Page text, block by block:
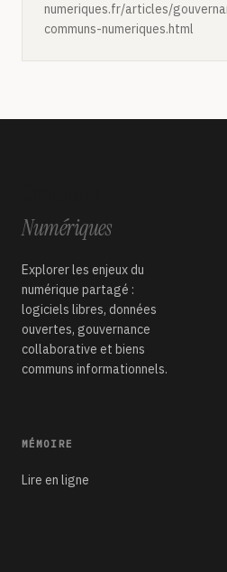
numeriques.fr/articles/
communs-numeriques.html
Numériques
Explorer les enjeux du
numérique partagé :
logiciels libres, données
ouvertes, gouvernance
collaborative et biens
communs informationnels.
MÉMOIRE
Lire en ligne